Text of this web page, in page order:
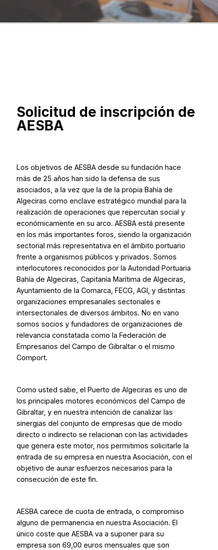
Solicitud de inscripción de
AESBA
Los objetivos de AESBA desde su fundación hace
más de 25 años han sido la defensa de sus
asociados, a la vez que la de la propia Bahía de
Algeciras como enclave estratégico mundial para la
realización de operaciones que repercutan social y
económicamente en su arco. AESBA está presente
en los más importantes foros, siendo la organización
sectorial más representativa en el ámbito portuario
frente a organismos públicos y privados. Somos
interlocutores reconocidos por la Autoridad Portuaria
Bahía de Algeciras, Capitanía Marítima de Algeciras,
Ayuntamiento de la Comarca, FECG, AGI, y distintas
organizaciones empresariales sectoriales e
intersectoriales de diversos ámbitos. No en vano
somos socios y fundadores de organizaciones de
relevancia constatada como la Federación de
Empresarios del Campo de Gibraltar o el mismo
Comport.
Como usted sabe, el Puerto de Algeciras es uno de
los principales motores económicos del Campo de
Gibraltar, y en nuestra intención de canalizar las
sinergias del conjunto de empresas que de modo
directo o indirecto se relacionan con las actividades
que genera este motor, nos permitimos solicitarle la
entrada de su empresa en nuestra Asociación, con el
objetivo de aunar esfuerzos necesarios para la
consecución de este fin.
AESBA carece de cuota de entrada, o compromiso
alguno de permanencia en nuestra Asociación. El
único coste que AESBA va a suponer para su
empresa son 69,00 euros mensuales que son